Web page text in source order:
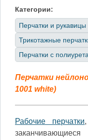
Категории:
Перчатки и рукавицы
Трикотажные
Перчатки с
Перчатки
1001 white)
Рабочие перчатки